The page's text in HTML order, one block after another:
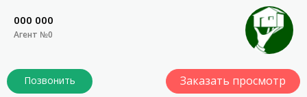
000 000
Агент №0
Заказать просмотр